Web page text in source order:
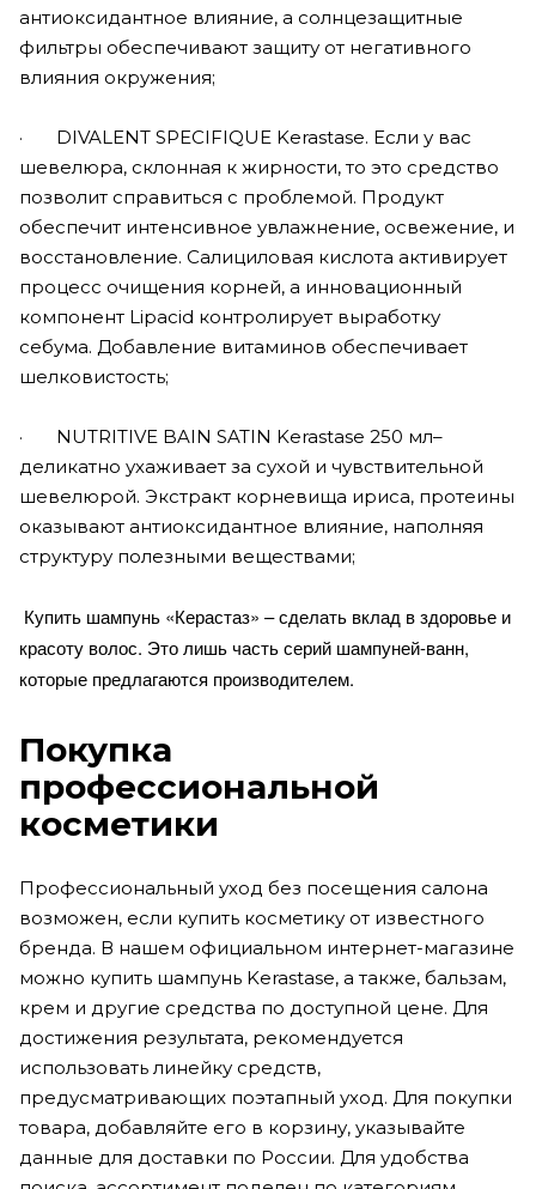
антиоксидантное влияние, а солнцезащитные
фильтры обеспечивают защиту от негативного
влияния окружения;
· DIVALENT SPECIFIQUE Kerastase. Если у вас
шевелюра, склонная к жирности, то это средство
позволит справиться с проблемой. Продукт
обеспечит интенсивное увлажнение, освежение, и
восстановление. Салициловая кислота активирует
процесс очищения корней, а инновационный
компонент Lipacid контролирует выработку
себума. Добавление витаминов обеспечивает
шелковистость;
· NUTRITIVE BAIN SATIN Kerastase 250 мл–
деликатно ухаживает за сухой и чувствительной
шевелюрой. Экстракт корневища ириса, протеины
оказывают антиоксидантное влияние, наполняя
структуру полезными веществами;
Купить шампунь «Керастаз» – сделать вклад в здоровье и
красоту волос. Это лишь часть серий шампуней-ванн,
которые предлагаются производителем.
Покупка
профессиональной
косметики
Профессиональный уход без посещения салона
возможен, если купить косметику от известного
бренда. В нашем официальном интернет-магазине
можно купить шампунь Kerastase, а также, бальзам,
крем и другие средства по доступной цене. Для
достижения результата, рекомендуется
использовать линейку средств,
предусматривающих поэтапный уход. Для покупки
товара, добавляйте его в корзину, указывайте
данные для доставки по России. Для удобства